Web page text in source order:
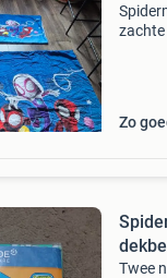
Zo
Twee